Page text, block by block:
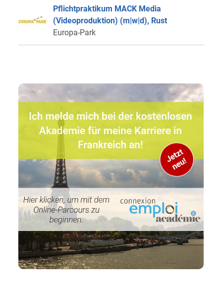
Pflichtpraktikum MACK Media
(Videoproduktion) (m|w|d), Rust
Europa-Park